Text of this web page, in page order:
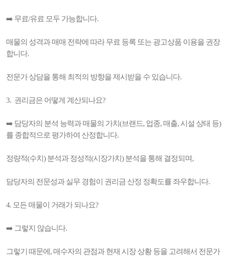
➡️ 무료/유료 모두 가능합니다.
매물의 성격과 매매 전략에 따라 무료 등록 또는 광고상품 이용을 권장
합니다.
전문가 상담을 통해 최적의 방향을 제시받을 수 있습니다.
3. 권리금은 어떻게 계산되나요?
➡️ 담당자의 분석 능력과 매물의 가치(브랜드, 업종, 매출, 시설 상태 등)
를 종합적으로 평가하여 산정합니다.
정량적(수치) 분석과 정성적(시장가치) 분석을 통해 결정되며,
담당자의 전문성과 실무 경험이 권리금 산정 정확도를 좌우합니다.
4. 모든 매물이 거래가 되나요?
➡️ 그렇지 않습니다.
그렇기 때문에, 매수자의 관점과 현재 시장 상황 등을 고려해서 전문가